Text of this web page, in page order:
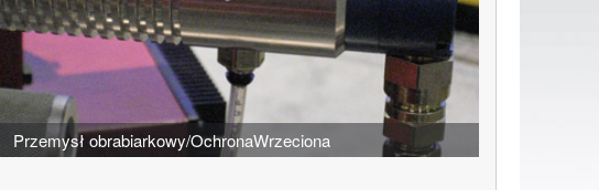
Przemysł obrabiarkowy/OchronaWrzeciona